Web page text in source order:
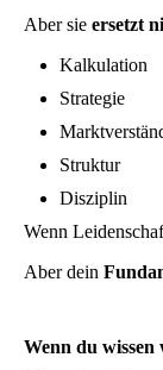
Aber sie ersetzt
Kalkulation
Strategie
Struktur
Disziplin
Wenn
Aber dein
Wenn du